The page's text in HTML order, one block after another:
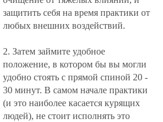
защитить себя на время практики от
любых внешних воздействий.
2. Затем займите удобное
положение, в котором бы вы могли
удобно стоять с прямой спиной 20 -
30 минут. В самом начале практики
(и это наиболее касается курящих
людей), не стоит исполнять это